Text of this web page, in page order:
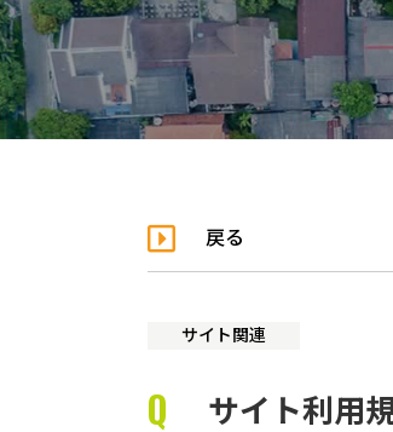
戻る
サイト関連
サイト利用